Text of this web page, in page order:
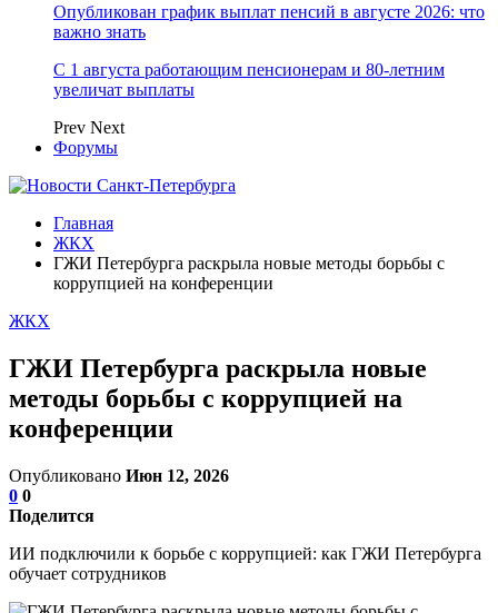
Опубликован график выплат пенсий в августе 2026: что
важно знать
С 1 августа работающим пенсионерам и 80-летним
увеличат выплаты
Prev Next
Форумы
Главная
ЖКХ
ГЖИ Петербурга раскрыла новые методы борьбы с
коррупцией на конференции
ЖКХ
ГЖИ Петербурга раскрыла новые
методы борьбы с коррупцией на
конференции
Опубликовано Июн 12, 2026
0 0
Поделится
ИИ подключили к борьбе с коррупцией: как ГЖИ Петербурга
обучает сотрудников